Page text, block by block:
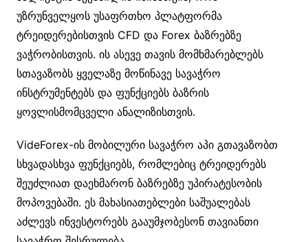
უზრუნველყოს უსაფრთხო პლატფორმა
ტრეიდერებისთვის CFD და Forex ბაზრებზე
ვაჭრობისთვის. ის ასევე თავის მომხმარებლებს
სთავაზობს ყველაზე მოწინავე სავაჭრო
ინსტრუმენტებს და ფუნქციებს ბაზრის
ყოვლისმომცველი ანალიზისთვის.
VideForex-ის მობილური სავაჭრო აპი გთავაზობთ
სხვადასხვა ფუნქციებს, რომლებიც ტრეიდერებს
შეუძლიათ დაეხმარონ ბაზრებზე უპირატესობის
მოპოვებაში. ეს მახასიათებლები საშუალებას
აძლევს ინვესტორებს გააუმჯობესონ თავიანთი